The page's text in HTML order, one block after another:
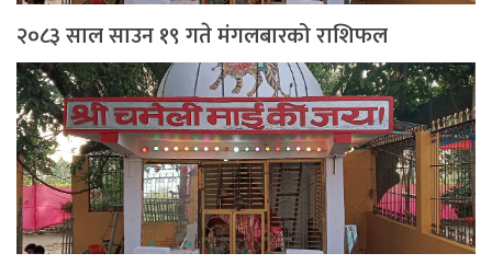
२०८३ साल साउन १९ गते मंगलबारको राशिफल